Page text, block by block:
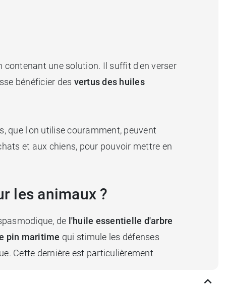
contenant une solution. Il suffit d'en verser
bénéficier des vertus des huiles
que l'on utilise couramment, peuvent
et aux chiens, pour pouvoir mettre en
les animaux ?
de l'huile essentielle d'arbre
pin maritime qui stimule les défenses
Cette dernière est particulièrement